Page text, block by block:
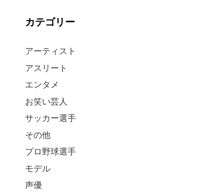
カテゴリー
アーティスト
アスリート
エンタメ
お笑い芸人
サッカー選手
その他
プロ野球選手
モデル
声優